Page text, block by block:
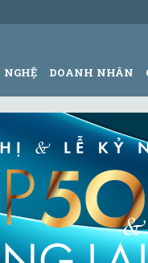
NGHỆ DOANH NHÂN